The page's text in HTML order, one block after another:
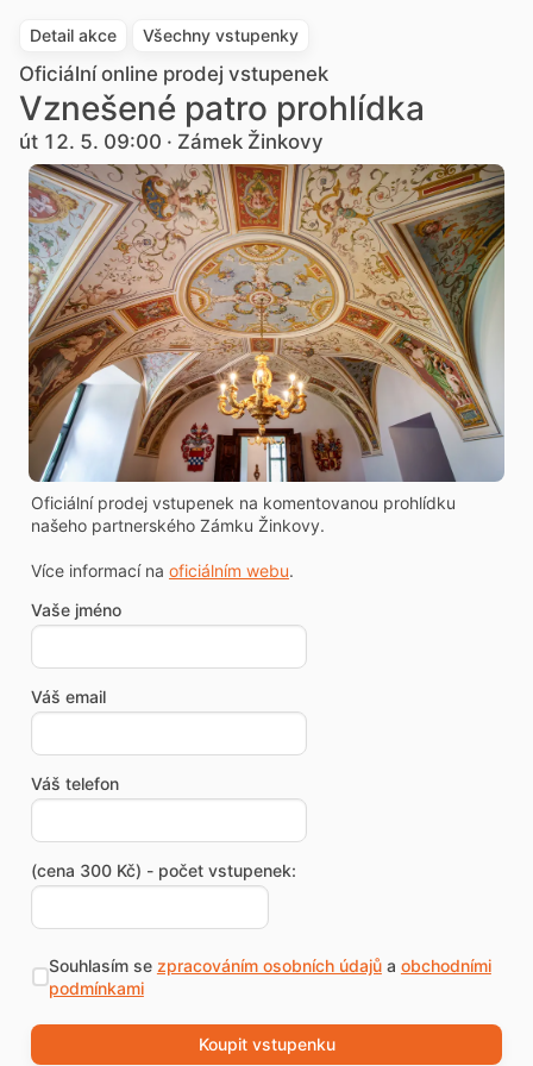
Detail akce Všechny vstupenky
Oficiální online prodej vstupenek
Vznešené patro prohlídka
út 12. 5. 09:00 · Zámek Žinkovy
Oficiální prodej vstupenek na komentovanou prohlídku
našeho partnerského Zámku Žinkovy.
Více informací na oficiálním webu.
Vaše jméno
Váš email
Váš telefon
(cena 300 Kč) - počet vstupenek:
Souhlasím se zpracováním osobních údajůa obchodními
podmínkami
Koupit vstupenku